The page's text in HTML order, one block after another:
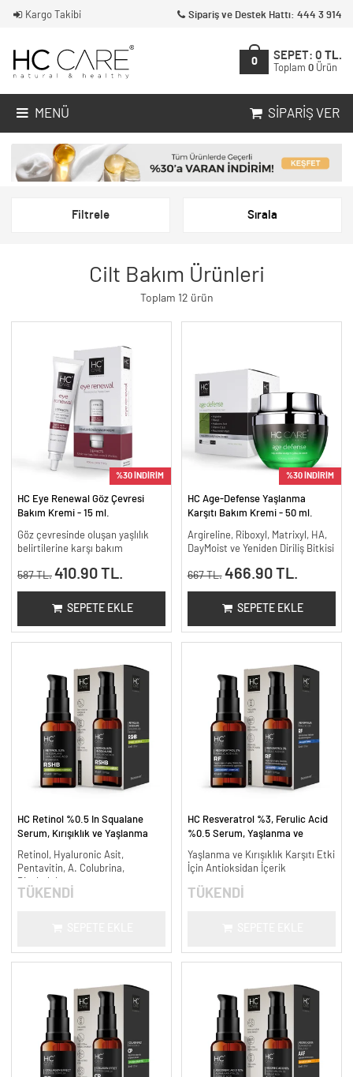
Kargo Takibi Sipariş ve Destek Hattı: 444 3 914
0
SEPET: 0 TL.
Toplam 0 Ürün
MENÜ SIPARIŞ VER
Filtrele Sırala
Cilt Bakım Ürünleri
Toplam 12 ürün
%30 İNDİRİM
HC Eye Renewal Göz Çevresi
Bakım Kremi - 15 ml.
Göz çevresinde oluşan yaşlılık
belirtilerine karşı bakım
587 TL. 410.90 TL.
SEPETE EKLE
%30 İNDİRİM
HC Age-Defense Yaşlanma
Karşıtı Bakım Kremi - 50 ml.
Argireline, Riboxyl, Matrixyl, HA,
DayMoist ve Yeniden Diriliş Bitkisi
667 TL. 466.90 TL.
SEPETE EKLE
HC Retinol %0.5 In Squalane
Serum, Kırışıklık ve Yaşlanma
Retinol, Hyaluronic Asit,
Pentavitin, A. Colubrina,
TÜKENDİ
HC Resveratrol %3, Ferulic Acid
%0.5 Serum, Yaşlanma ve
Yaşlanma ve Kırışıklık Karşıtı Etki
İçin Antioksidan İçerik
TÜKENDİ